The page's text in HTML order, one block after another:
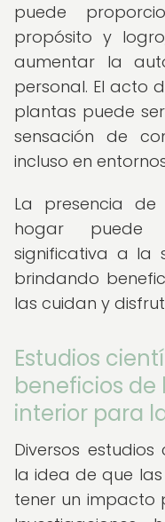
puede
propósito y
aumentar la
personal. El acto
plantas puede
sensación de
incluso en
La presencia
hogar puede
significativa a la
brindando
las cuidan y
Estudios
beneficios de
interior para
Diversos
la idea de que
tener un impacto